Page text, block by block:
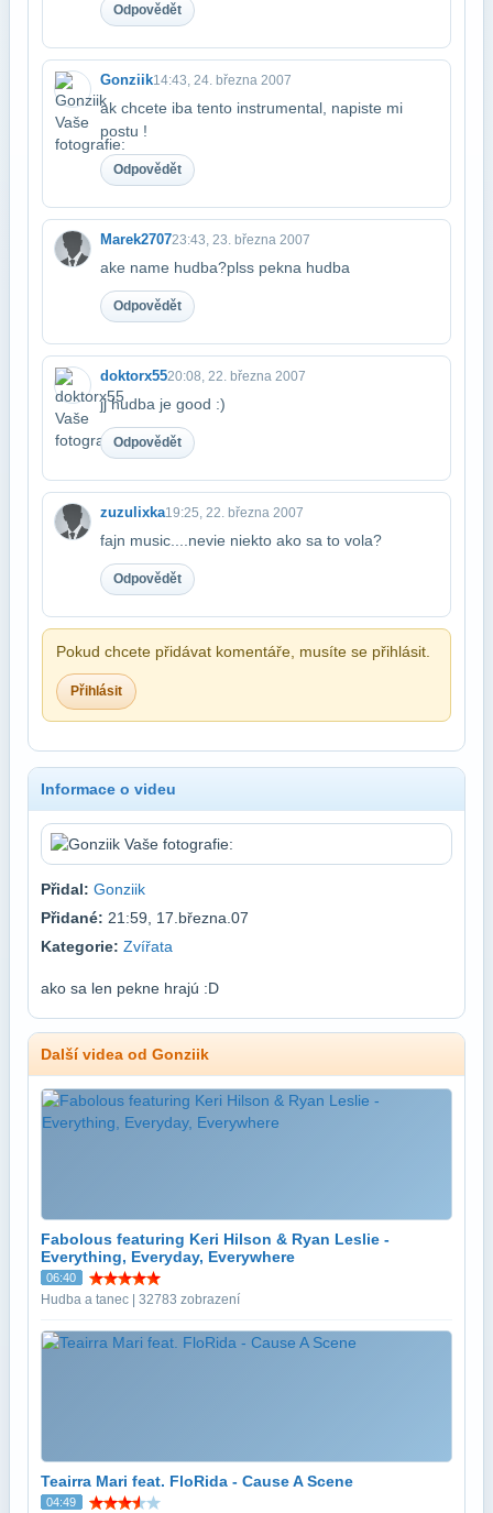
Odpovědět
Gonziik14:43, 24. března 2007
ak chcete iba tento instrumental, napiste mi
postu !
Odpovědět
Marek270723:43, 23. března 2007
ake name hudba?plss pekna hudba
Odpovědět
doktorx5520:08, 22. března 2007
jj hudba je good :)
Odpovědět
zuzulixka19:25, 22. března 2007
fajn music....nevie niekto ako sa to vola?
Odpovědět
Pokud chcete přidávat komentáře, musíte se přihlásit.
Přihlásit
Informace o videu
Přidal: Gonziik
Přidané: 21:59, 17.března.07
Kategorie: Zvířata
ako sa len pekne hrajú :D
Další videa od Gonziik
Fabolous featuring Keri Hilson & Ryan Leslie -
Everything, Everyday, Everywhere
06:40
Hudba a tanec | 32783 zobrazení
Teairra Mari feat. FloRida - Cause A Scene
04:49